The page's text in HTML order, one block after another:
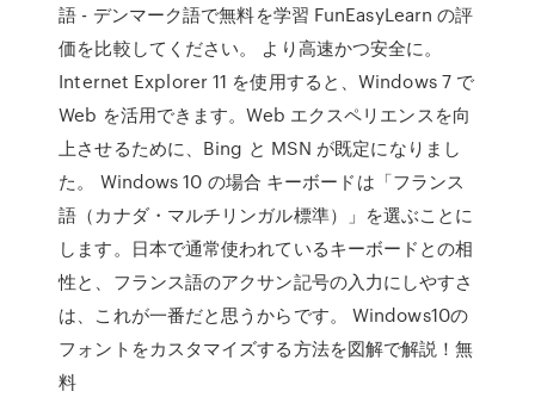
語 - デンマーク語で無料を学習 FunEasyLearn の評
価を比較してください。 より高速かつ安全に。
Internet Explorer 11 を使用すると、Windows 7 で
Web を活用できます。Web エクスペリエンスを向
上させるために、Bing と MSN が既定になりまし
た。 Windows 10 の場合 キーボードは「フランス
語（カナダ・マルチリンガル標準）」を選ぶことに
します。日本で通常使われているキーボードとの相
性と、フランス語のアクサン記号の入力にしやすさ
は、これが一番だと思うからです。 Windows10の
フォントをカスタマイズする方法を図解で解説！無
料